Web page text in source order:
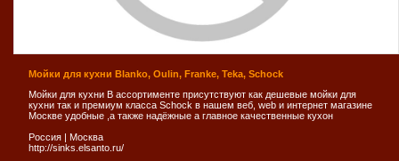
Мойки для кухни Blanko, Oulin, Franke, Teka, Schock
Мойки для кухни В ассортименте присутствуют как дешевые мойки для
кухни так и премиум класса Schock в нашем веб, web и интернет магазине
Москве удобные ,а также надёжные а главное качественные кухон
Россия | Москва
http://sinks.elsanto.ru/